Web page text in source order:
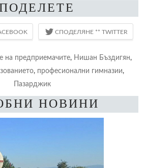
на предприемачите, Нишан Бъздигян,
, професионални гимназии,
Пазарджик
НОВИНИ